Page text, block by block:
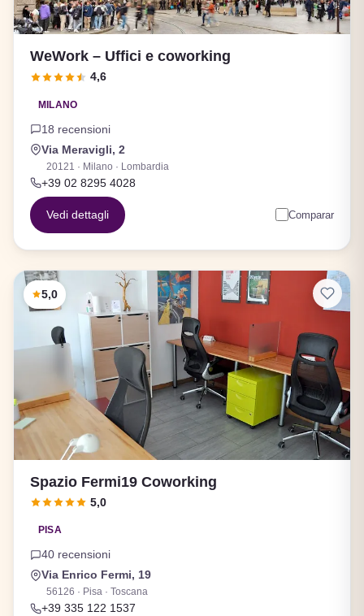
WeWork – Uffici e coworking
4,6
MILANO
18 recensioni
Via Meravigli, 2
20121 · Milano · Lombardia
+39 02 8295 4028
Vedi dettagli Comparar
5,0
Spazio Fermi19 Coworking
5,0
PISA
40 recensioni
Via Enrico Fermi, 19
56126 · Pisa · Toscana
+39 335 122 1537